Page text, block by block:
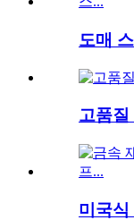
도매
고품질
미국식